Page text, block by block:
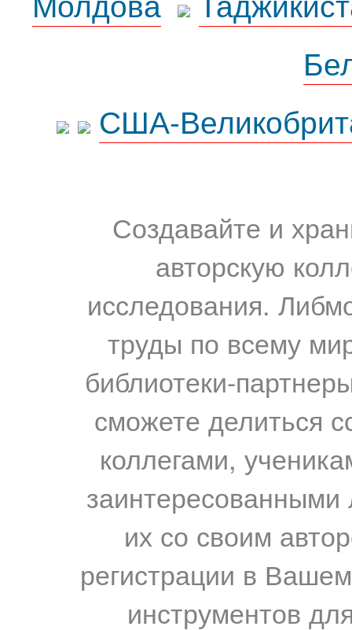
США-
Создавайте и
авторскую
исследования.
труды по всему
библиотеки-
сможете делиться
коллегами,
их со своим
регистрации в
инструментов